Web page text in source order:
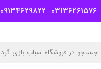
03136261576
09134629822